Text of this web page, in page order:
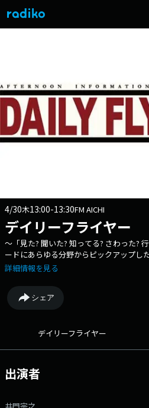
4/30木13:00-13:30FM AICHI
デイリーフライヤー
～「見た? 聞いた? 知ってる? さわった?
ードにあらゆる分野からピックアップ
満載！～ ◇特集：トレンド肉料理 ◇ジ
ライヤー」略して「デリフラ」！あら
ースをピックアップ！今すぐ使える、誰
ギュッと凝縮してお送りします。◆ X
詳細情報を見る
シェア
デイリーフライヤー
出演者